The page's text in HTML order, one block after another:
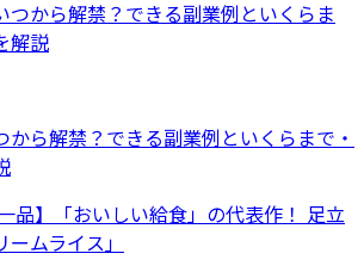
から解禁？できる副業例といくらまで・